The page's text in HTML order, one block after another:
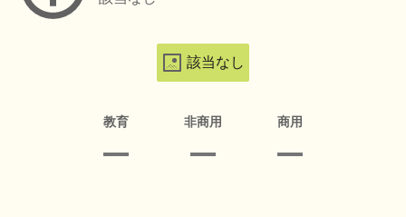
該当なし
教育 非商用 商用